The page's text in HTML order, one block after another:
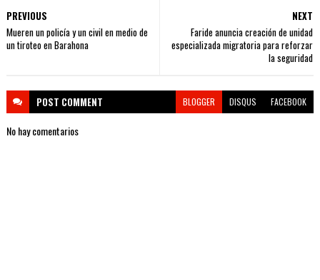
NEXT
Faride anuncia creación de unidad
especializada migratoria para reforzar
la seguridad
PREVIOUS
Mueren un policía y un civil en medio de
un tiroteo en Barahona
POST COMMENT BLOGGER DISQUS FACEBOOK
No hay comentarios